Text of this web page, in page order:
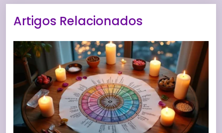
Artigos Relacionados